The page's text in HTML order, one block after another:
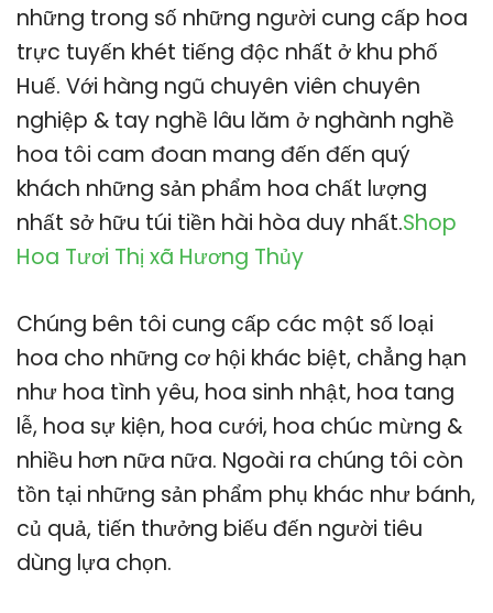
những trong số những người cung cấp hoa
trực tuyến khét tiếng độc nhất ở khu phố
Huế. Với hàng ngũ chuyên viên chuyên
nghiệp & tay nghề lâu lăm ở nghành nghề
hoa tôi cam đoan mang đến đến quý
khách những sản phẩm hoa chất lượng
nhất sở hữu túi tiền hài hòa duy nhất.Shop
Hoa Tươi Thị xã Hương Thủy
Chúng bên tôi cung cấp các một số loại
hoa cho những cơ hội khác biệt, chẳng hạn
như hoa tình yêu, hoa sinh nhật, hoa tang
lễ, hoa sự kiện, hoa cưới, hoa chúc mừng &
nhiều hơn nữa nữa. Ngoài ra chúng tôi còn
tồn tại những sản phẩm phụ khác như bánh,
củ quả, tiến thưởng biếu đến người tiêu
dùng lựa chọn.